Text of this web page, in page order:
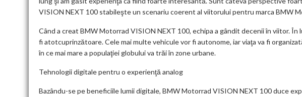
VISION NEXT 100 stabileşte un scenariu coerent al viitorului pentru marca BMW
Când a creat BMW Motorrad VISION NEXT 100, echipa a gândit decenii în viitor.
fi atotcuprinzătoare. Cele mai multe vehicule vor fi autonome, iar viaţa va fi
în ce mai mare a populaţiei globului va trăi în zone urbane.
Tehnologii digitale pentru o experienţă analog
Bazându-se pe beneficiile lumii digitale, BMW Motorrad VISION NEXT 100 duce